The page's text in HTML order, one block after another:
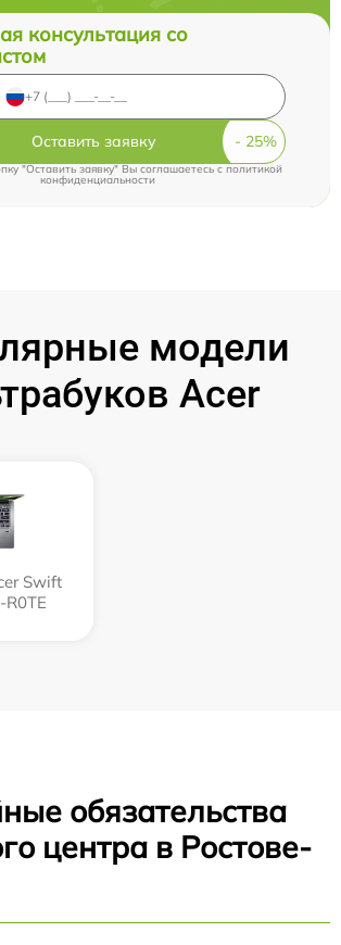
консультация со
Оставить заявку
"Оставить заявку" Вы соглашаетесь cполитикой
конфиденциальности
модели
Acer
Swift
обязательства
центра в Ростове-